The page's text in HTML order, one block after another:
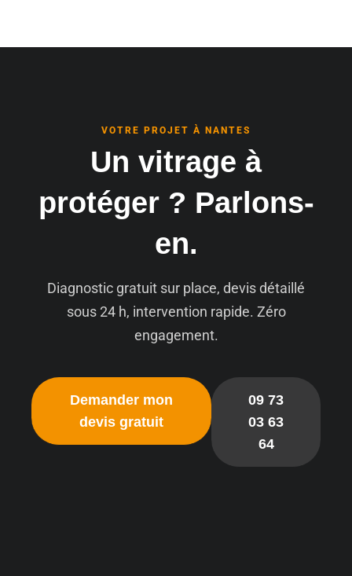
VOTRE PROJET À NANTES
Un vitrage à
protéger ? Parlons-
en.
Diagnostic gratuit sur place, devis détaillé
sous 24 h, intervention rapide. Zéro
engagement.
Demander mon
devis gratuit
09 73
03 63
64